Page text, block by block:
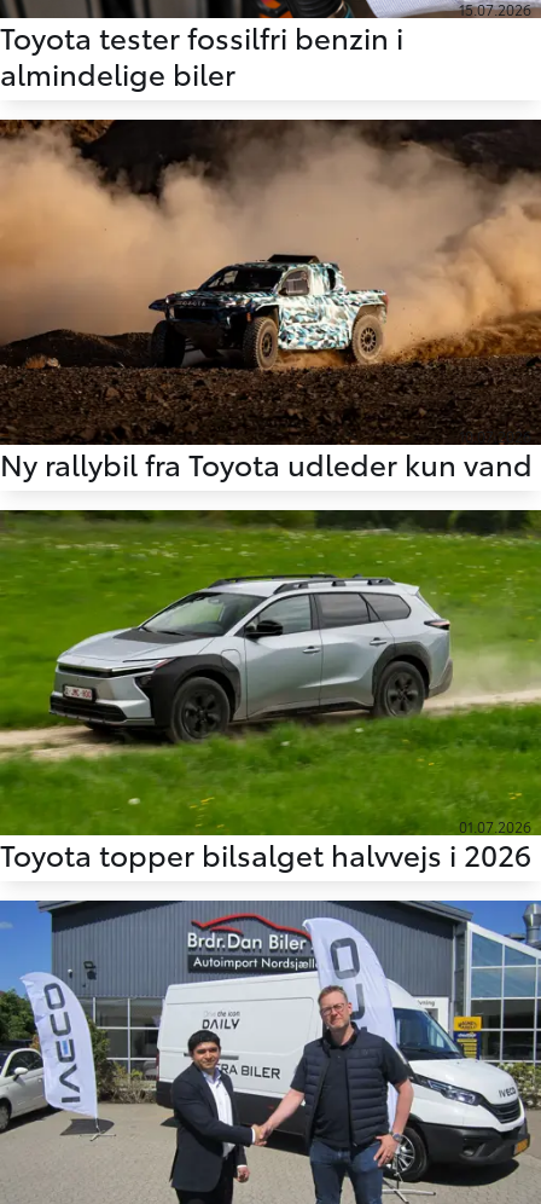
15.07.2026
Toyota tester fossilfri benzin i
almindelige biler
10.07.2026
Ny rallybil fra Toyota udleder kun vand
01.07.2026
Toyota topper bilsalget halvvejs i 2026